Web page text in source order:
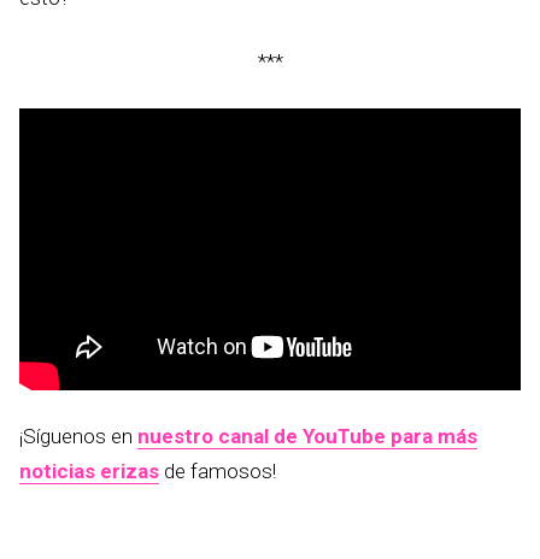
***
¡Síguenos en nuestro canal de YouTube para más
noticias erizas de famosos!